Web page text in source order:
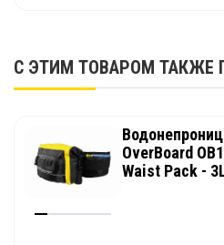
С ЭТИМ ТОВАРОМ ТАКЖЕ
OverBoard
Waist Pack -